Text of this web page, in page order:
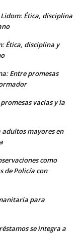
Ética, disciplina
Ética, disciplina y
Entre promesas
vacías y la
adultos mayores en
como
de Policía con
para
se integra a